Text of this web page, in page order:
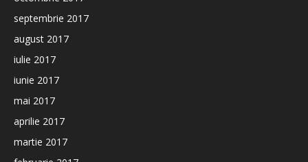
septembrie 2017
august 2017
iulie 2017
iunie 2017
mai 2017
aprilie 2017
martie 2017